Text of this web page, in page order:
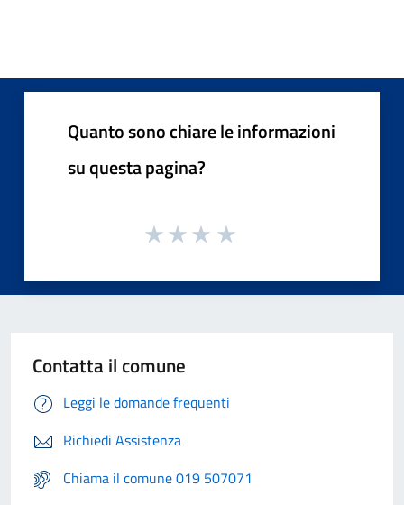
Quanto sono chiare le informazioni
su questa pagina?
Contatta il comune
Leggi le domande frequenti
Richiedi Assistenza
Chiama il comune 019 507071